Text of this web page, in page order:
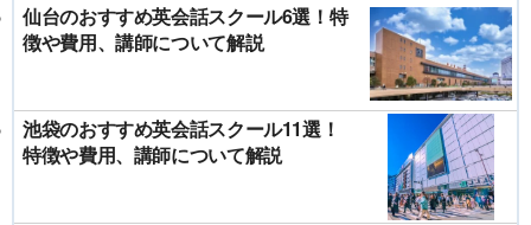
仙台のおすすめ英会話スクール6選！特
徴や費用、講師について解説
池袋のおすすめ英会話スクール11選！
特徴や費用、講師について解説